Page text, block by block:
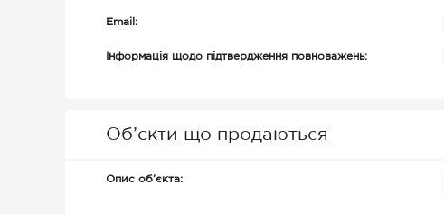
Email:
Інформація щодо підтвердження повноважень:
Об’єкти що продаються
Опис об’єкта: